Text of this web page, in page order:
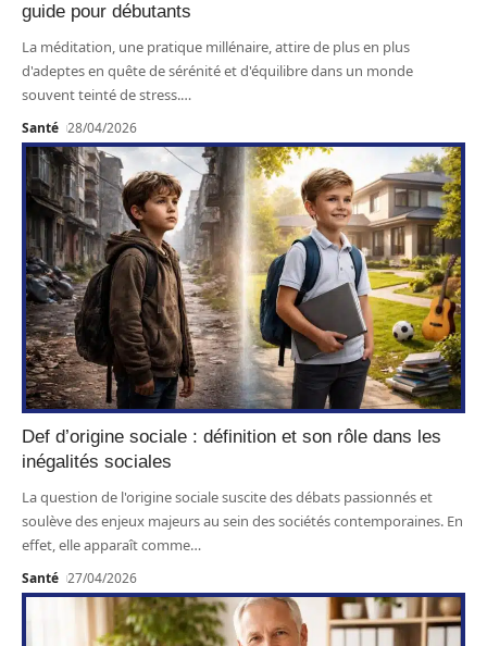
guide pour débutants
La méditation, une pratique millénaire, attire de plus en plus
d'adeptes en quête de sérénité et d'équilibre dans un monde
souvent teinté de stress.…
Santé 28/04/2026
Def d’origine sociale : définition et son rôle dans les
inégalités sociales
La question de l'origine sociale suscite des débats passionnés et
soulève des enjeux majeurs au sein des sociétés contemporaines. En
effet, elle apparaît comme…
Santé 27/04/2026